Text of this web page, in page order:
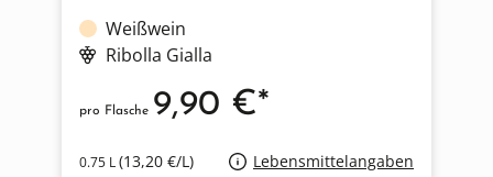
Weißwein
Ribolla Gialla
0.75 L(13,20 €/L) Lebensmittelangaben
pro Flasche 9,90 €*